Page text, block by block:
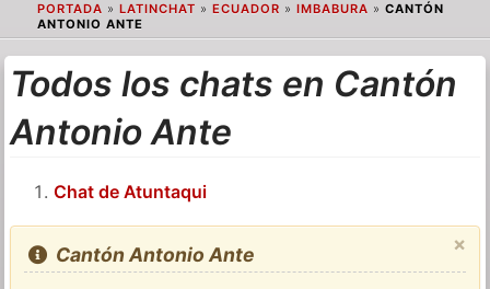
PORTADA » LATINCHAT » ECUADOR » IMBABURA » CANTÓN
ANTONIO ANTE
Todos los chats en Cantón
Antonio Ante
Chat de Atuntaqui
×
Cantón Antonio Ante